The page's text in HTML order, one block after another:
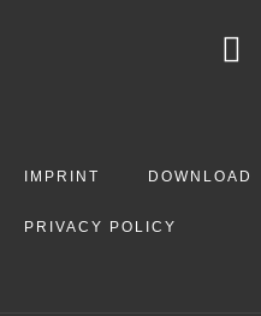
IMPRINT DOWNLOAD
PRIVACY POLICY